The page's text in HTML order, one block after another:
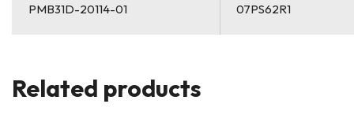
PMB31D-20114-01 07PS62R1
Related products